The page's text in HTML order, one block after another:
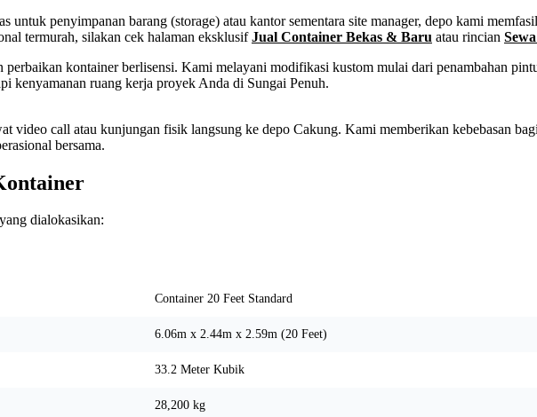
untuk penyimpanan barang (storage) atau kantor sementara site manager, depo kami
termurah, silakan cek halaman eksklusifJual Container Bekas & Baru atau rincian
kontainer berlisensi. Kami melayani modifikasi kustom mulai dari penambahan
kenyamanan ruang kerja proyek Anda di Sungai Penuh.
video call atau kunjungan fisik langsung ke depo Cakung. Kami memberikan kebebasan
bersama.
dialokasikan:
Container 20 Feet Standard
6.06m x 2.44m x 2.59m (20 Feet)
33.2 Meter Kubik
28,200 kg